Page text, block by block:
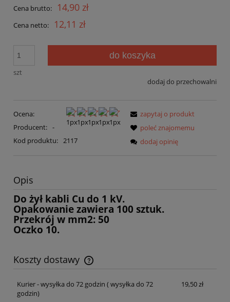
Cena brutto: 14,90 zł
Cena netto: 12,11 zł
szt
do koszyka
dodaj do przechowalni
Ocena:
Producent: -
Kod produktu: 2117
zapytaj o produkt
poleć znajomemu
dodaj opinię
Opis
Do żył kabli Cu do 1 kV.
Opakowanie zawiera 100 sztuk.
Przekrój w mm2: 50
Oczko 10.
Koszty dostawy
Cena nie zawiera ewentualnych kosztów płatności
Kurier - wysyłka do 72 godzin ( wysyłka do 72
godzin)
19,50 zł